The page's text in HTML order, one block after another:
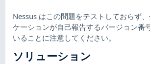
Nessus はこの問題をテストしておらず
ケーションが自己報告するバージョン番
いることに注意してください。
ソリューション